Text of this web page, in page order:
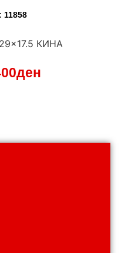
КИНА
ден